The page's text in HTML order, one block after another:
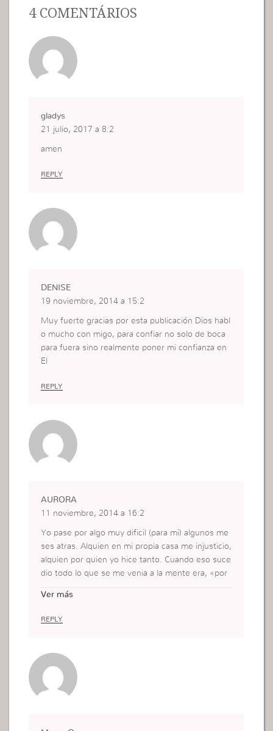
4 COMENTÁRIOS
gladys
21 julio, 2017 a 8:2
amen
REPLY
DENISE
19 noviembre, 2014 a 15:2
Muy fuerte gracias por esta publicación Dios habl
o mucho con migo, para confiar no solo de boca
para fuera sino realmente poner mi confianza en
El
REPLY
AURORA
11 noviembre, 2014 a 16:2
Yo pase por algo muy dificil (para mi) algunos me
ses atras. Alquien en mi propia casa me injusticio,
alquien por quien yo hice tanto. Cuando eso suce
dio todo lo que se me venia a la mente era, «por
a la pena. Luchando entre esas dos fuerzas llegu
e al terser dia. Entre en mi closet y pedi a Dios q
ue quitara todo eso de me. Pero, El me recordo l
o que Jesus pidio a Dios el dia que seria cruzifica
Ver más
REPLY